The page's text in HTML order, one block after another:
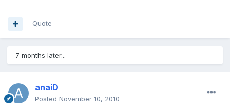
Quote
7 months later...
anaiD
Posted November 10, 2010